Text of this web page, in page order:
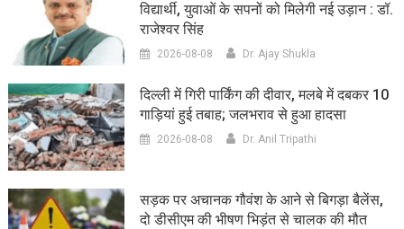
विद्यार्थी, युवाओं के सपनों को मिलेगी नई उड़ान : डॉ.
राजेश्वर सिंह
2026-08-08 Dr. Ajay Shukla
दिल्ली में गिरी पार्किंग की दीवार, मलबे में दबकर 10
गाड़ियां हुई तबाह; जलभराव से हुआ हादसा
2026-08-08 Dr. Anil Tripathi
सड़क पर अचानक गौवंश के आने से बिगड़ा बैलेंस,
दो डीसीएम की भीषण भिड़ंत से चालक की मौत